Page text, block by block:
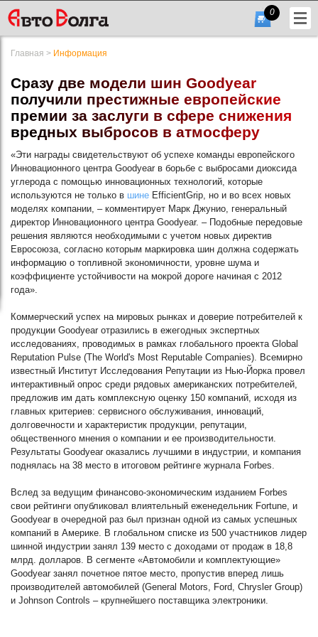
+7
(831)
432-
56-
56
Гарфик
и
схема
проезда
On-line запись на
сервисное обслуживание
Шины и диски
Автохимия
Автоэлектроника
Запчасти
Масла
0
Главная > Информация
Сразу две модели шин Goodyear
получили престижные европейские
премии за заслуги в сфере снижения
вредных выбросов в атмосферу
«Эти награды свидетельствуют об успехе команды европейского
Инновационного центра Goodyear в борьбе с выбросами диоксида
углерода с помощью инновационных технологий, которые
используются не только в шине EfficientGrip, но и во всех новых
моделях компании, – комментирует Марк Джунио, генеральный
директор Инновационного центра Goodyear. – Подобные передовые
решения являются необходимыми с учетом новых директив
Евросоюза, согласно которым маркировка шин должна содержать
информацию о топливной экономичности, уровне шума и
коэффициенте устойчивости на мокрой дороге начиная с 2012
года».
Коммерческий успех на мировых рынках и доверие потребителей к
продукции Goodyear отразились в ежегодных экспертных
исследованиях, проводимых в рамках глобального проекта Global
Reputation Pulse (The World's Most Reputable Companies). Всемирно
известный Институт Исследования Репутации из Нью-Йорка провел
интерактивный опрос среди рядовых американских потребителей,
предложив им дать комплексную оценку 150 компаний, исходя из
главных критериев: сервисного обслуживания, инноваций,
долговечности и характеристик продукции, репутации,
общественного мнения о компании и ее производительности.
Результаты Goodyear оказались лучшими в индустрии, и компания
поднялась на 38 место в итоговом рейтинге журнала Forbes.
Вслед за ведущим финансово-экономическим изданием Forbes
свои рейтинги опубликовал влиятельный еженедельник Fortune, и
Goodyear в очередной раз был признан одной из самых успешных
компаний в Америке. В глобальном списке из 500 участников лидер
шинной индустрии занял 139 место с доходами от продаж в 18,8
млрд. долларов. В сегменте «Автомобили и комплектующие»
Goodyear занял почетное пятое место, пропустив вперед лишь
производителей автомобилей (General Motors, Ford, Chrysler Group)
и Johnson Controls – крупнейшего поставщика электроники.